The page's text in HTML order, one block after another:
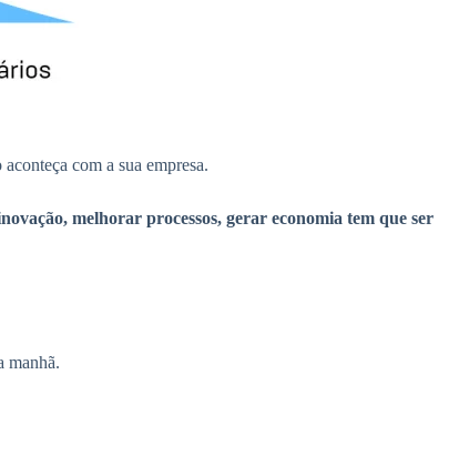
com a sua empresa.
melhorar processos, gerar economia tem que ser
manhã.